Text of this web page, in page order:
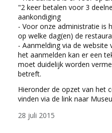
"2 keer betalen voor 3
aankondiging
- Voor onze administratie is
op welke dag(en) de
- Aanmelding via de
het aanmelden kan er een
moet duidelijk worden
betreft.
Hieronder de opzet van het
vinden via de link naar
28 juli 2015